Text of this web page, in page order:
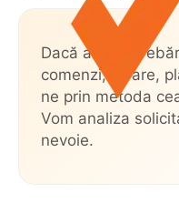
Dacă aveți
comenzi, livrare,
ne prin metoda
Vom analiza
nevoie.